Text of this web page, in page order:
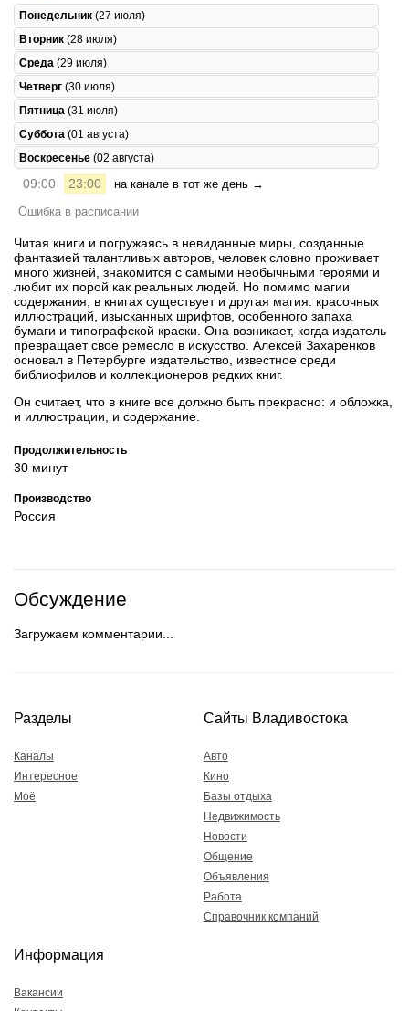
Понедельник (27 июля)
Вторник (28 июля)
Среда (29 июля)
Четверг (30 июля)
Пятница (31 июля)
Суббота (01 августа)
Воскресенье (02 августа)
09:00 23:00
на канале в тот же день →
Ошибка в расписании
Читая книги и погружаясь в невиданные миры, созданные
фантазией талантливых авторов, человек словно проживает
много жизней, знакомится с самыми необычными героями и
любит их порой как реальных людей. Но помимо магии
содержания, в книгах существует и другая магия: красочных
иллюстраций, изысканных шрифтов, особенного запаха
бумаги и типографской краски. Она возникает, когда издатель
превращает свое ремесло в искусство. Алексей Захаренков
основал в Петербурге издательство, известное среди
библиофилов и коллекционеров редких книг.
Он считает, что в книге все должно быть прекрасно: и обложка,
и иллюстрации, и содержание.
Продолжительность
30 минут
Производство
Россия
Обсуждение
Загружаем комментарии...
Разделы
Каналы
Интересное
Моё
Сайты Владивостока
Авто
Кино
Базы отдыха
Недвижимость
Новости
Общение
Объявления
Работа
Справочник компаний
Информация
Вакансии